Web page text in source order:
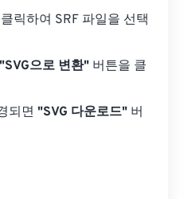
릭하여 SRF 파일을 선택
"SVG으로 변환" 버튼을 클
되면 "SVG 다운로드" 버